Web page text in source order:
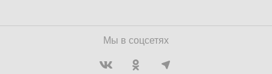
Мы в соцсетях